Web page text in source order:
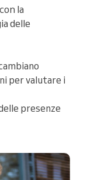
la
delle
per valutare i
presenze